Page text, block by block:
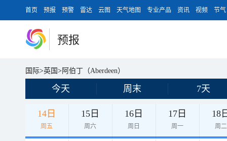
首页 预报 预警 雷达 云图 天气地图 专业产品 资讯 视频 节气
预报
国际>英国 > 阿伯丁（Aberdeen）
今天 周末 7天
14日
周五
15日
周六
16日
周日
17日
周一
18
周二